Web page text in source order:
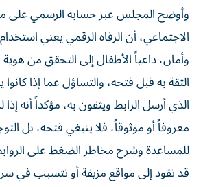
وأوضح المجلس عبر حسابه الرسمي على
الاجتماعي، أن الرفاه الرقمي يعني
وأمان، داعياً الأطفال إلى التحقق من
الثقة به قبل فتحه، والتساؤل عما إذا
الذي أرسل الرابط ويثقون به، مؤكداً أنه
معروفاً أو موثوقاً، فلا ينبغي فتحه، بل
للمساعدة وشرح مخاطر الضغط على الروابط
قد تقود إلى مواقع مزيفة أو تتسبب في